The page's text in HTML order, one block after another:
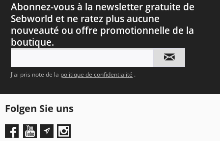
Abonnez-vous à la newsletter gratuite de
Sebworld et ne ratez plus aucune
nouveauté ou offre promotionnelle de la
boutique.
J'ai pris note de la politique de confidentialité .
Folgen Sie uns